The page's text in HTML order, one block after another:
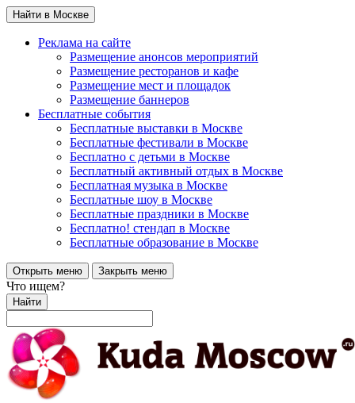
Найти в Москве
Реклама на сайте
Размещение анонсов мероприятий
Размещение ресторанов и кафе
Размещение мест и площадок
Размещение баннеров
Бесплатные события
Бесплатные выставки в Москве
Бесплатные фестивали в Москве
Бесплатно с детьми в Москве
Бесплатный активный отдых в Москве
Бесплатная музыка в Москве
Бесплатные шоу в Москве
Бесплатные праздники в Москве
Бесплатно! стендап в Москве
Бесплатные образование в Москве
Открыть меню Закрыть меню
Что ищем?
Найти